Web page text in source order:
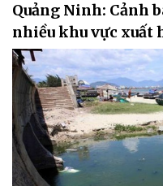
Quảng Ninh: Cảnh
nhiều khu vực xuất